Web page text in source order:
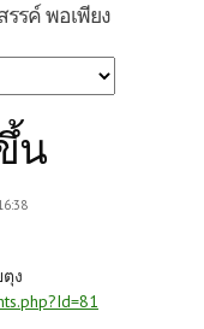
รค์ พอเพียง
น
ง